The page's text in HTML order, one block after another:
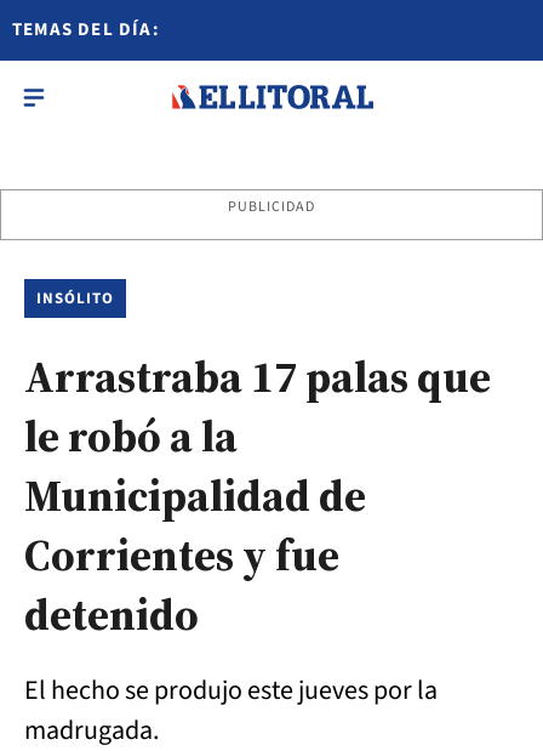
TEMAS DEL DÍA:
PUBLICIDAD
INSÓLITO
Arrastraba 17 palas que
le robó a la
Municipalidad de
Corrientes y fue
detenido
El hecho se produjo este jueves por la
madrugada.